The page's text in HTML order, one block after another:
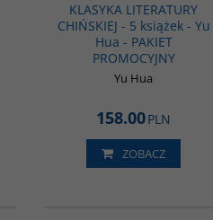
KLASYKA LITERATURY
CHIŃSKIEJ - 5 książek - Yu
Hua - PAKIET
PROMOCYJNY
Yu Hua
158.00PLN
ZOBACZ